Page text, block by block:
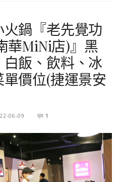
鍋『老先覺功
華MiNi店)』黑
飯、飲料、冰
價位(捷運景安
06-09 1